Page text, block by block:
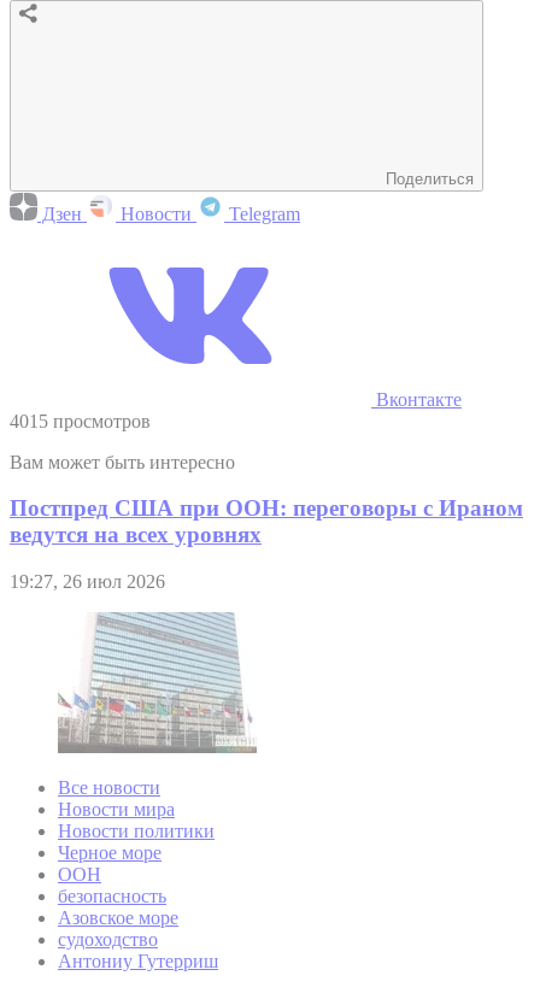
Поделиться
Дзен Новости Telegram
Вконтакте
4015 просмотров
Вам может быть интересно
Постпред США при ООН: переговоры с Ираном
ведутся на всех уровнях
19:27, 26 июл 2026
Все новости
Новости мира
Новости политики
Черное море
ООН
безопасность
Азовское море
судоходство
Антониу Гутерриш